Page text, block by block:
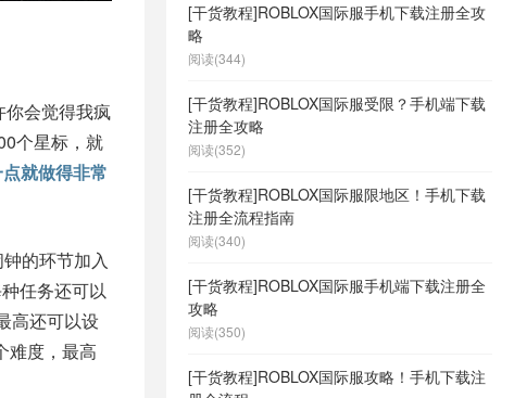
你会觉得我疯
个星标，就
就做得非常
的环节加入
任务还可以
高还可以设
难度，最高
[干货教程]ROBLOX国际服手机下载注册全攻
略
阅读(344)
[干货教程]ROBLOX国际服受限？手机端下载
注册全攻略
阅读(352)
[干货教程]ROBLOX国际服限地区！手机下载
注册全流程指南
阅读(340)
[干货教程]ROBLOX国际服手机端下载注册全
攻略
阅读(350)
[干货教程]ROBLOX国际服攻略！手机下载注